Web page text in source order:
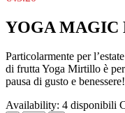
YOGA
Particolarmente per
di frutta Yoga Mirtillo è
pausa di gusto e benessere!
Availability: 4 disponibili